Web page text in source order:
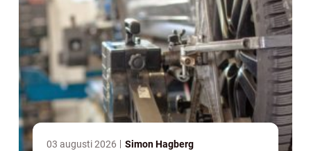
03 augusti 2026 Simon Hagberg